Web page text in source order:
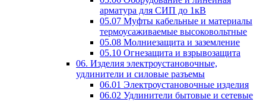
арматура для СИП до 1кВ
05.07 Муфты кабельные и материалы
термоусаживаемые высоковольтные
05.08 Молниезащита и заземление
05.10 Огнезащита и взрывозащита
06. Изделия электроустановочные,
удлинители и силовые разъемы
06.01 Электроустановочные изделия
06.02 Удлинители бытовые и сетевые